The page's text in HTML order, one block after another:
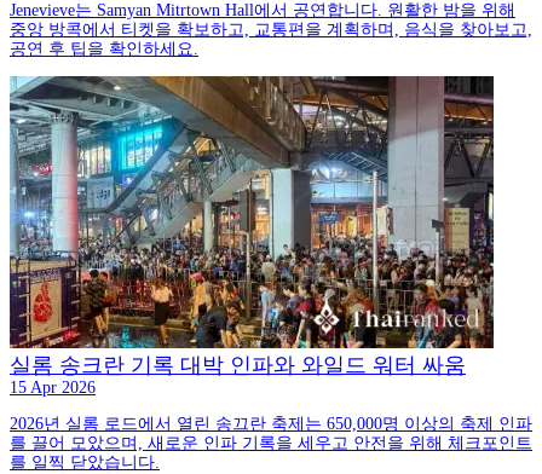
Jenevieve는 Samyan Mitrtown Hall에서 공연합니다. 원활한 밤을 위해
중앙 방콕에서 티켓을 확보하고, 교통편을 계획하며, 음식을 찾아보고,
공연 후 팁을 확인하세요.
실롬 송크란 기록 대박 인파와 와일드 워터 싸움
15 Apr 2026
2026년 실롬 로드에서 열린 송끄란 축제는 650,000명 이상의 축제 인파
를 끌어 모았으며, 새로운 인파 기록을 세우고 안전을 위해 체크포인트
를 일찍 닫았습니다.